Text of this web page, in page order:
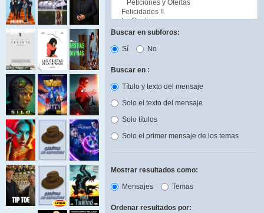
Buscar en subforos:
Sí
No
Buscar en :
Título y texto del mensaje
Solo el texto del mensaje
Solo títulos
Solo el primer mensaje de los temas
Mostrar resultados como:
Mensajes
Temas
Ordenar resultados por: